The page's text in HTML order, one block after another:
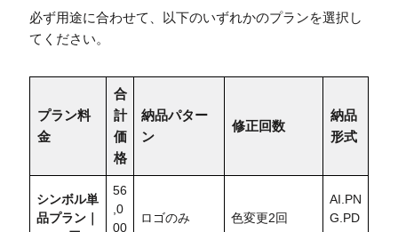
必ず用途に合わせて、以下のいずれかのプランを選択し
てください。
プラン料
金
合
計
価
格
納品パター
ン
修正回数
納品
形式
シンボル単
品プラン｜
56
,0
00
ロゴのみ 色変更2回
AI.PN
G.PD